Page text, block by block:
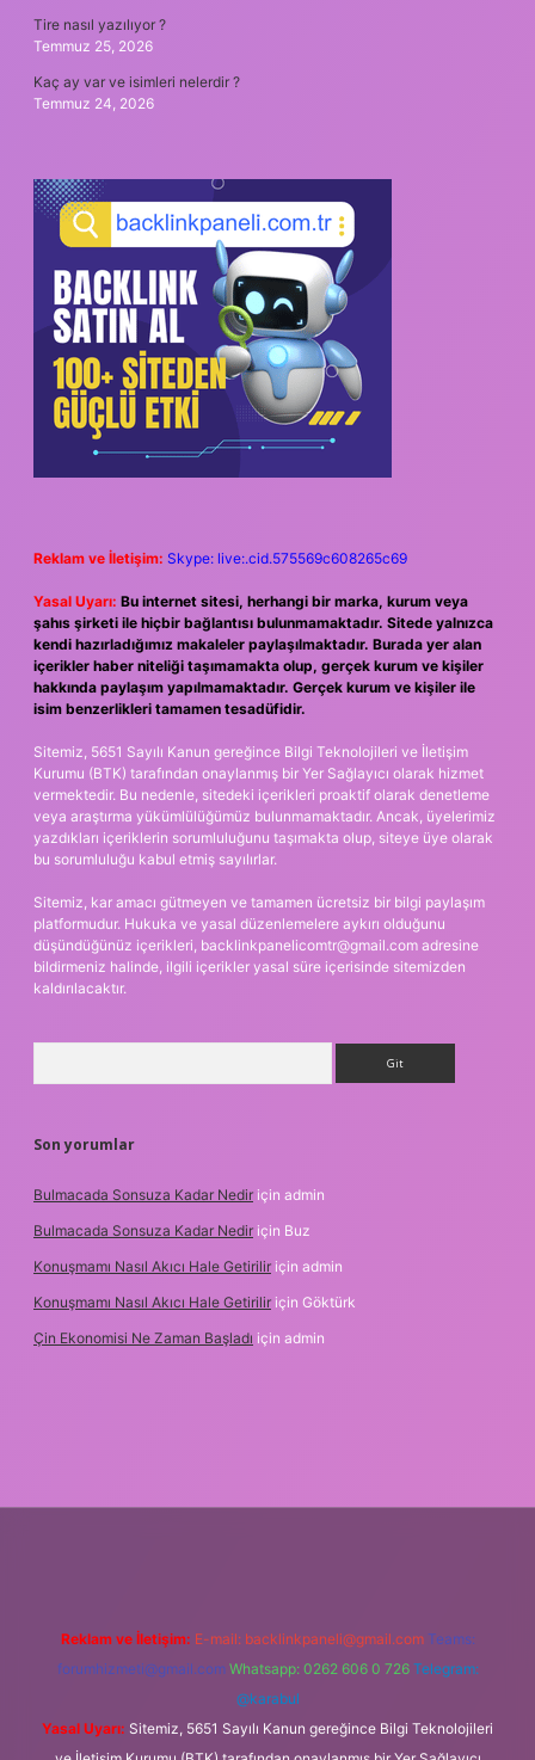
Tire nasıl yazılıyor ?
Temmuz 25, 2026
Kaç ay var ve isimleri nelerdir ?
Temmuz 24, 2026
Reklam ve İletişim: Skype: live:.cid.575569c608265c69
Yasal Uyarı: Bu internet sitesi, herhangi bir marka, kurum veya
şahıs şirketi ile hiçbir bağlantısı bulunmamaktadır. Sitede yalnızca
kendi hazırladığımız makaleler paylaşılmaktadır. Burada yer alan
içerikler haber niteliği taşımamakta olup, gerçek kurum ve kişiler
hakkında paylaşım yapılmamaktadır. Gerçek kurum ve kişiler ile
isim benzerlikleri tamamen tesadüfidir.
Sitemiz, 5651 Sayılı Kanun gereğince Bilgi Teknolojileri ve İletişim
Kurumu (BTK) tarafından onaylanmış bir Yer Sağlayıcı olarak hizmet
vermektedir. Bu nedenle, sitedeki içerikleri proaktif olarak denetleme
veya araştırma yükümlülüğümüz bulunmamaktadır. Ancak, üyelerimiz
yazdıkları içeriklerin sorumluluğunu taşımakta olup, siteye üye olarak
bu sorumluluğu kabul etmiş sayılırlar.
Sitemiz, kar amacı gütmeyen ve tamamen ücretsiz bir bilgi paylaşım
platformudur. Hukuka ve yasal düzenlemelere aykırı olduğunu
düşündüğünüz içerikleri, backlinkpanelicomtr@gmail.com adresine
bildirmeniz halinde, ilgili içerikler yasal süre içerisinde sitemizden
kaldırılacaktır.
Son yorumlar
Bulmacada Sonsuza Kadar Nedir için admin
Bulmacada Sonsuza Kadar Nedir için Buz
Konuşmamı Nasıl Akıcı Hale Getirilir için admin
Konuşmamı Nasıl Akıcı Hale Getirilir için Göktürk
Çin Ekonomisi Ne Zaman Başladı için admin
Reklam ve İletişim: E-mail: backlinkpaneli@gmail.com Teams:
forumhizmeti@gmail.com Whatsapp: 0262 606 0 726 Telegram:
@karabul
Yasal Uyarı: Sitemiz, 5651 Sayılı Kanun gereğince Bilgi Teknolojileri